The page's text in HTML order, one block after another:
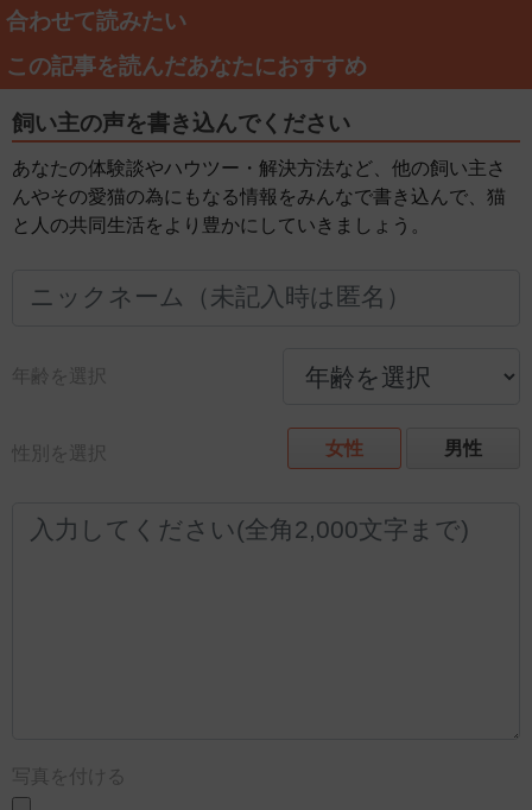
合わせて読みたい
この記事を読んだあなたにおすすめ
飼い主の声を書き込んでください
あなたの体験談やハウツー・解決方法など、他の飼い主さ
んやその愛猫の為にもなる情報をみんなで書き込んで、猫
と人の共同生活をより豊かにしていきましょう。
年齢を選択
性別を選択 女性 男性
写真を付ける